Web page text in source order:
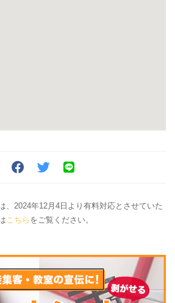
、2024年12月4日より有料対応とさせていた
こちら をご覧ください。